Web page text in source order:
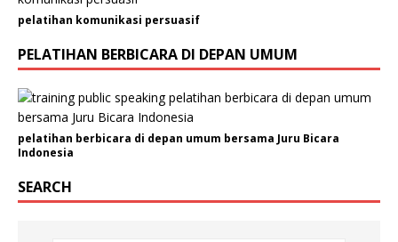
r
u
s
a
h
a
a
n
O
r
pelatihan komunikasi persuasif
PELATIHAN BERBICARA DI DEPAN UMUM
pelatihan berbicara di depan umum bersama Juru Bicara
Indonesia
SEARCH